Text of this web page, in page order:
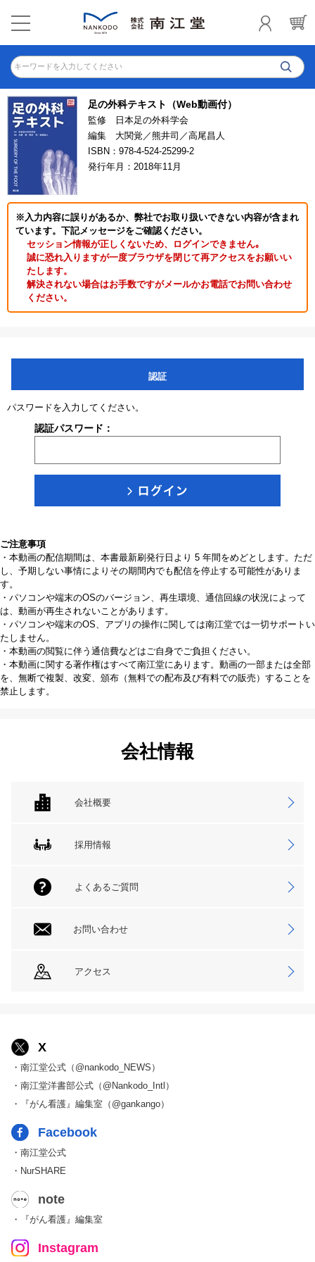
キーワードを入力してください
足の外科テキスト（Web動画付）
監修 日本足の外科学会
編集 大関覚／熊井司／高尾昌人
ISBN：978-4-524-25299-2
発行年月：2018年11月
※入力内容に誤りがあるか、弊社でお取り扱いできない内容が含まれ
ています。下記メッセージをご確認ください。
セッション情報が正しくないため、ログインできません｡
誠に恐れ入りますが一度ブラウザを閉じて再アクセスをお願いい
たします。
解決されない場合はお手数ですがメールかお電話でお問い合わせ
ください。
認証
パスワードを入力してください。
認証パスワード：
ご注意事項
・本動画の配信期間は、本書最新刷発行日より 5 年間をめどとします。ただ
し、予期しない事情によりその期間内でも配信を停止する可能性がありま
す。
・パソコンや端末のOSのバージョン、再生環境、通信回線の状況によって
は、動画が再生されないことがあります。
・パソコンや端末のOS、アプリの操作に関しては南江堂では一切サポートい
たしません。
・本動画の閲覧に伴う通信費などはご自身でご負担ください。
・本動画に関する著作権はすべて南江堂にあります。動画の一部または全部
を、無断で複製、改変、頒布（無料での配布及び有料での販売）することを
禁止します。
会社情報
会社概要
採用情報
よくあるご質問
お問い合わせ
アクセス
X
・南江堂公式（@nankodo_NEWS）
・南江堂洋書部公式（@Nankodo_Intl）
・『がん看護』編集室（@gankango）
Facebook
・南江堂公式
・NurSHARE
note
・『がん看護』編集室
Instagram